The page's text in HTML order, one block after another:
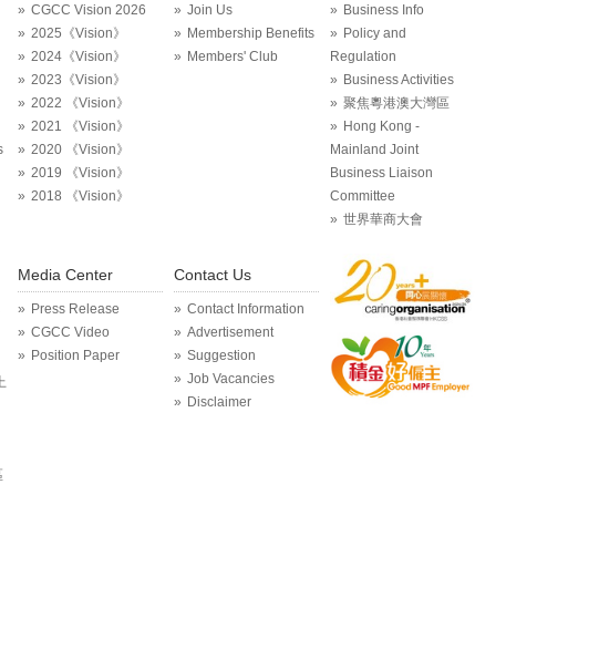
CGCC Vision 2026
2025《Vision》
2024《Vision》
2023《Vision》
2022 《Vision》
2021 《Vision》
2020 《Vision》
2019 《Vision》
2018 《Vision》
Join Us
Membership Benefits
Members' Club
Business Info
Policy and
Regulation
Business Activities
聚焦粵港澳大灣區
Hong Kong -
Mainland Joint
Business Liaison
Committee
世界華商大會
Media Center
Press Release
CGCC Video
Position Paper
Contact Us
Contact Information
Advertisement
Suggestion
Job Vacancies
Disclaimer